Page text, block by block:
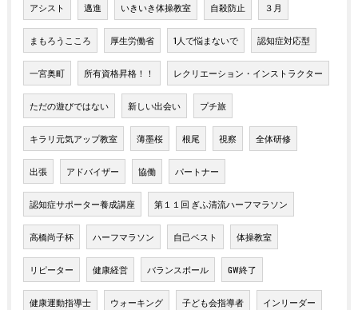
アシスト 邁進 いきいき体操教室 自殺防止 ３月
まもろうこころ 厚生労働省 1人で悩まないで 認知症対応型
一宮奥町 所有資格昇格！！ レクリエーション・インストラクター
ただの遊びではない 新しい出会い プチ旅
キラリ元気アップ教室 薄墨桜 根尾 視察 全体研修
出張 アドバイザー 協働 パートナー
認知症サポーター養成講座 第１１回 ぎふ清流ハーフマラソン
高橋尚子杯 ハーフマラソン 自己ベスト 体操教室
リピーター 健康経営 バランスボール GW終了
健康運動指導士 ウォーキング 子ども会指導者 インリーダー